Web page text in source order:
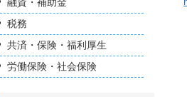
税務
共済・保険・福利厚生
労働保険・社会保険